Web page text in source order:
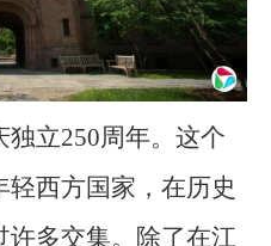
独立250周年。这个
西方国家，在历史
许多交集。除了在江